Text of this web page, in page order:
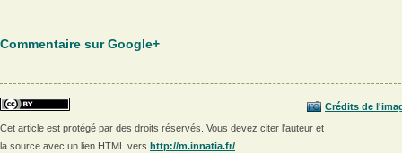
Commentaire sur Google+
Crédits de
Cet article est protégé par des droits réservés. Vous devez citer l'auteur et
la source avec un lien HTML vers http://m.innatia.fr/